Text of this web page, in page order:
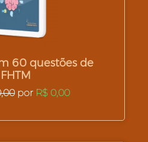
60 questões de
FHTM
por R$ 0,00